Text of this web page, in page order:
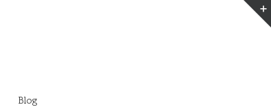
Blog